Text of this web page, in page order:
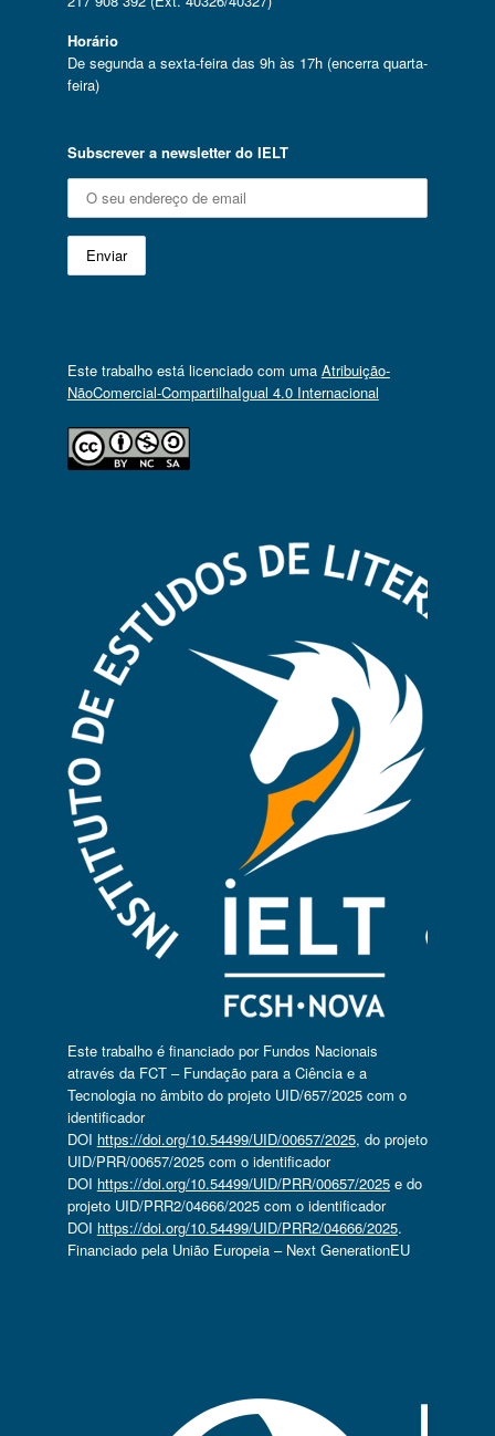
Horário
De segunda a sexta-feira das 9h às 17h (encerra quarta-
feira)
Subscrever a newsletter do IELT
Este trabalho está licenciado com uma Atribuição-
NãoComercial-CompartilhaIgual 4.0 Internacional
Este trabalho é financiado por Fundos Nacionais
através da FCT – Fundação para a Ciência e a
Tecnologia no âmbito do projeto UID/657/2025 com o
identificador
DOI https://doi.org/10.54499/UID/00657/2025, do projeto
UID/PRR/00657/2025 com o identificador
DOI https://doi.org/10.54499/UID/PRR/00657/2025e do
projeto UID/PRR2/04666/2025 com o identificador
DOI https://doi.org/10.54499/UID/PRR2/04666/2025.
Financiado pela União Europeia – Next GenerationEU